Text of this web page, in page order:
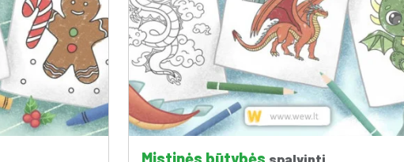
Mistinės būtybės